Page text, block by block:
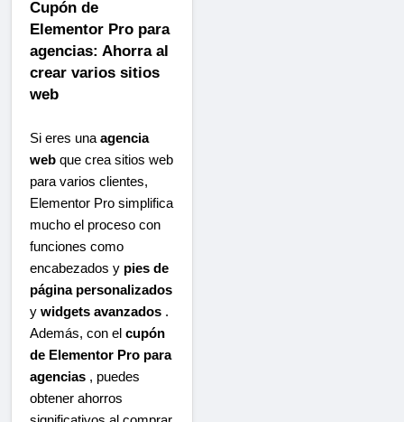
Cupón de
Elementor Pro para
agencias: Ahorra al
crear varios sitios
web
Si eres unaagencia
web que crea sitios web
para varios clientes,
Elementor Pro simplifica
mucho el proceso con
funciones como
encabezados y pies de
página personalizados
y widgets avanzados .
Además, con el cupón
de Elementor Pro para
agencias , puedes
obtener ahorros